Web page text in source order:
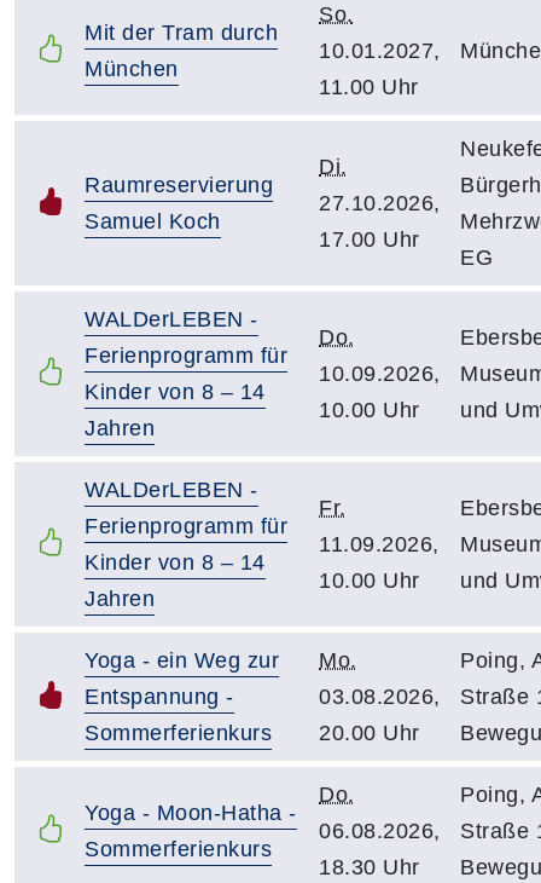
Mit der Tram durch
München
So.
10.01.2027,
11.00 Uhr
Raumreservierung
Samuel Koch
Di.
27.10.2026,
17.00 Uhr
EG
WALDerLEBEN -
Ferienprogramm für
Kinder von 8 – 14
Jahren
Do.
10.09.2026,
10.00 Uhr
und
WALDerLEBEN -
Ferienprogramm für
Kinder von 8 – 14
Jahren
Fr.
11.09.2026,
10.00 Uhr
und
Yoga - ein Weg zur
Entspannung -
Sommerferienkurs
Mo.
03.08.2026,
20.00 Uhr
Poing,
Straße
Yoga - Moon-Hatha -
Sommerferienkurs
Do.
06.08.2026,
18.30 Uhr
Poing,
Straße